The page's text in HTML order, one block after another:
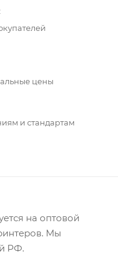
цены
и стандартам
на оптовой
Мы
РФ.